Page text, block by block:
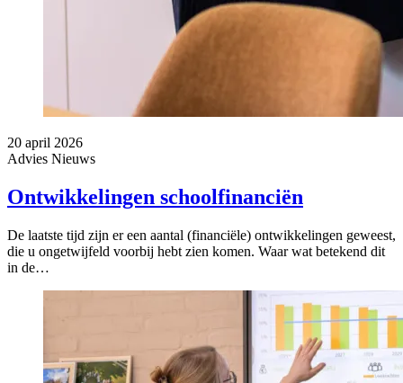
20 april 2026
Advies Nieuws
Ontwikkelingen schoolfinanciën
De laatste tijd zijn er een aantal (financiële) ontwikkelingen geweest,
die u ongetwijfeld voorbij hebt zien komen. Waar wat betekend dit
in de…